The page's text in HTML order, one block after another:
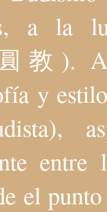
a la
教).
y
el